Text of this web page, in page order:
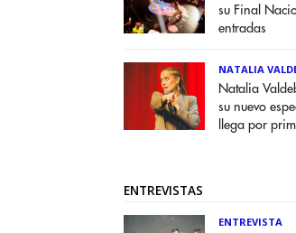
su Final
entradas
NATALIA
Natalia
su nuevo
llega por
ENTREVISTAS
ENTREVISTA